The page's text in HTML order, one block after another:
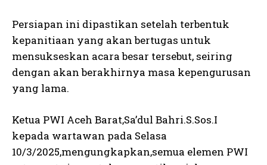
Persiapan ini dipastikan setelah terbentuk
kepanitiaan yang akan bertugas untuk
mensukseskan acara besar tersebut, seiring
dengan akan berakhirnya masa kepengurusan
yang lama.
Ketua PWI Aceh Barat,Sa’dul Bahri.S.Sos.I
kepada wartawan pada Selasa
10/3/2025,mengungkapkan,semua elemen PWI